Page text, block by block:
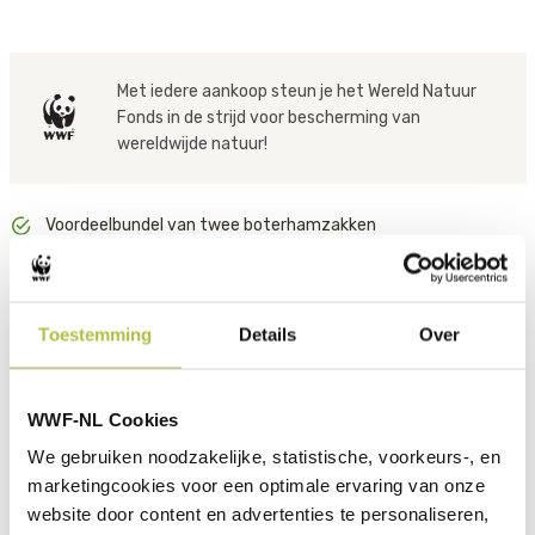
Toestemming Details Over
WWF-NL Cookies
We gebruiken noodzakelijke, statistische, voorkeurs-, en
marketingcookies voor een optimale ervaring van onze
website door content en advertenties te personaliseren,
Met iedere aankoop steun je het Wereld Natuur
Fonds in de strijd voor bescherming van
wereldwijde natuur!
Voordeelbundel van twee boterhamzakken
Dit vind je misschien ook leuk
Walvis
Zeeschildpad